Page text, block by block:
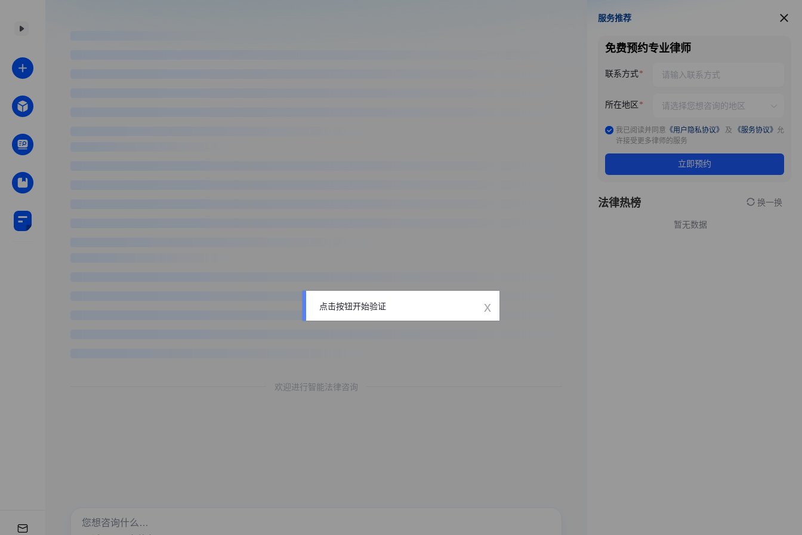
欢迎进行智能法律咨询
服务推荐
服务推荐
免费预约专业律师
联系方式
所在地区
我已阅读并同意 《用户隐私协议》 及 《服务协议》 允
许接受更多律师的服务
立即预约
法律热榜 换一换
暂无数据
点击按钮开始验证 x